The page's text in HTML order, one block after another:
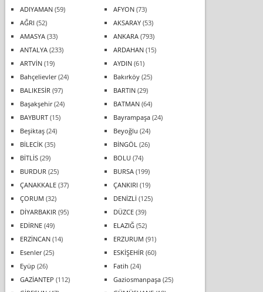
ADIYAMAN(59) AFYON(73)
AĞRI (52) AKSARAY(53)
AMASYA(33) ANKARA(793)
ANTALYA(233) ARDAHAN(15)
ARTVİN(19) AYDIN(61)
Bahçelievler(24) Bakırköy(25)
BALIKESİR (97) BARTIN(29)
Başakşehir(24) BATMAN(64)
BAYBURT(15) Bayrampaşa(24)
Beşiktaş(24) Beyoğlu (24)
BİLECİK(35) BİNGÖL (26)
BİTLİS(29) BOLU (74)
BURDUR (25) BURSA(199)
ÇANAKKALE(37) ÇANKIRI (19)
ÇORUM (32) DENİZLİ (125)
DİYARBAKIR (95) DÜZCE(39)
EDİRNE(49) ELAZIĞ(52)
ERZİNCAN(14) ERZURUM (91)
Esenler(25) ESKİŞEHİR (60)
Eyüp (26) Fatih (24)
GAZİANTEP (112) Gaziosmanpaşa(25)